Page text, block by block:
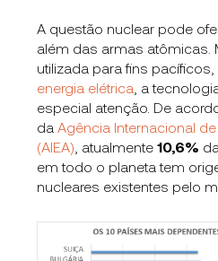
A questão nuclear pode
além das armas atômicas.
utilizada para fins
energia elétrica , a
especial atenção. De
da Agência Internacional
(AIEA) , atualmente10,6%
em todo o planeta tem
nucleares existentes pelo